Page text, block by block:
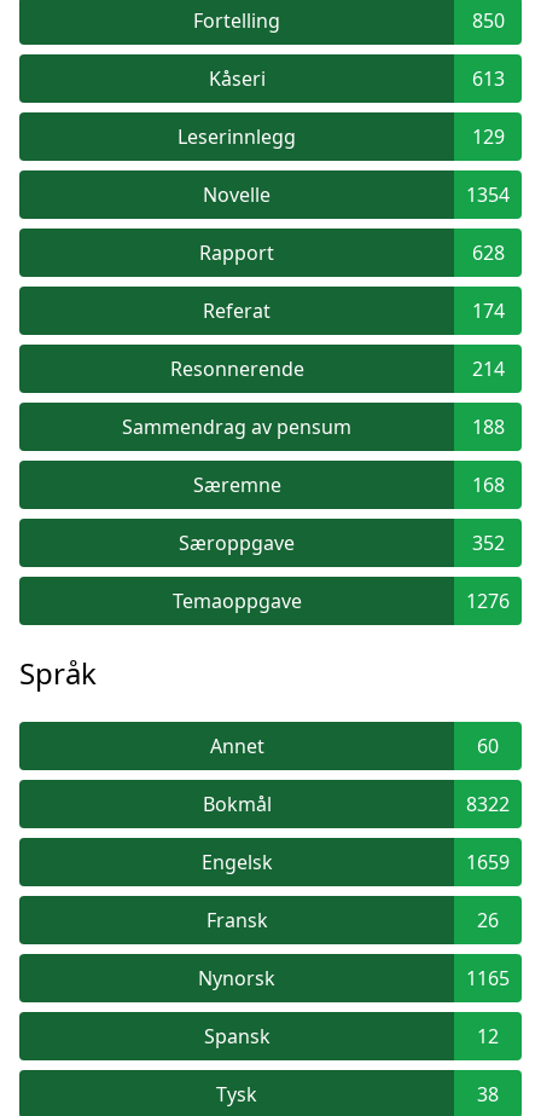
Fortelling 850
Kåseri 613
Leserinnlegg 129
Novelle 1354
Rapport 628
Referat 174
Resonnerende 214
Sammendrag av pensum 188
Særemne 168
Særoppgave 352
Temaoppgave 1276
Språk
Annet 60
Bokmål 8322
Engelsk 1659
Fransk 26
Nynorsk 1165
Spansk 12
Tysk 38